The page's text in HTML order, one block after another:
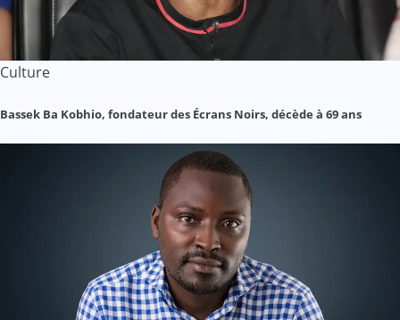
Culture
Bassek Ba Kobhio, fondateur des Écrans Noirs, décède à 69 ans